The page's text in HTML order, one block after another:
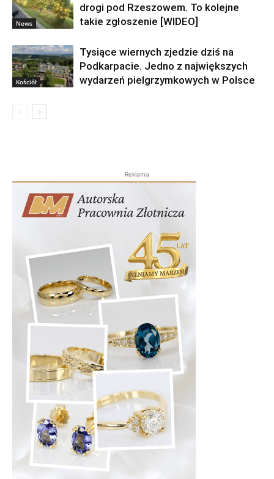
News
drogi pod Rzeszowem. To kolejne
takie zgłoszenie [WIDEO]
Kościół
Tysiące wiernych zjedzie dziś na
Podkarpacie. Jedno z największych
wydarzeń pielgrzymkowych w Polsce
Reklama